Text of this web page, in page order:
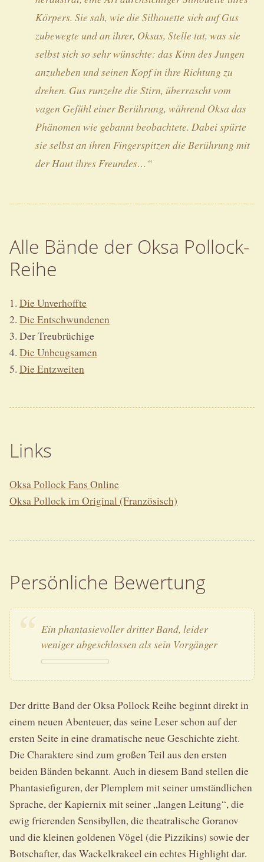
Körpers. Sie sah, wie die Silhouette sich auf Gus
zubewegte und an ihrer, Oksas, Stelle tat, was sie
selbst sich so sehr wünschte: das Kinn des Jungen
anzuheben und seinen Kopf in ihre Richtung zu
drehen. Gus runzelte die Stirn, überrascht vom
vagen Gefühl einer Berührung, während Oksa das
Phänomen wie gebannt beobachtete. Dabei spürte
sie selbst an ihren Fingerspitzen die Berührung mit
der Haut ihres Freundes…“
Alle Bände der Oksa Pollock-
Reihe
1. Die Unverhoffte
2. Die Entschwundenen
3. Der Treubrüchige
4. Die Unbeugsamen
5. Die Entzweiten
Links
Oksa Pollock Fans Online
Oksa Pollock im Original (Französisch)
Persönliche Bewertung
Ein phantasievoller dritter Band, leider
weniger abgeschlossen als sein Vorgänger
Der dritte Band der Oksa Pollock Reihe beginnt direkt in
einem neuen Abenteuer, das seine Leser schon auf der
ersten Seite in eine dramatische neue Geschichte zieht.
Die Charaktere sind zum großen Teil aus den ersten
beiden Bänden bekannt. Auch in diesem Band stellen die
Phantasiefiguren, der Plemplem mit seiner umständlichen
Sprache, der Kapiernix mit seiner „langen Leitung“, die
ewig frierenden Sensibyllen, die theatralische Goranov
und die kleinen goldenen Vögel (die Pizzikins) sowie der
Botschafter, das Wackelkrakeel ein echtes Highlight dar.